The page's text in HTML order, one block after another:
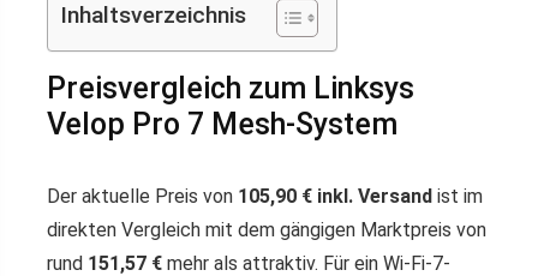
Inhaltsverzeichnis
Preisvergleich zum Linksys
Velop Pro 7 Mesh-System
Der aktuelle Preis von 105,90 € inkl. Versand ist im
direkten Vergleich mit dem gängigen Marktpreis von
rund 151,57 € mehr als attraktiv. Für ein Wi-Fi-7-